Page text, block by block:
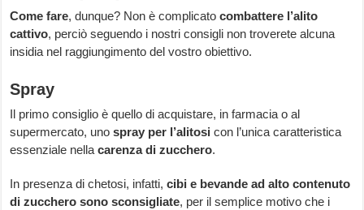
Come fare, dunque? Non è complicatocombattere l’alito
cattivo, perciò seguendo i nostri consigli non troverete alcuna
insidia nel raggiungimento del vostro obiettivo.
Spray
Il primo consiglio è quello di acquistare, in farmacia o al
supermercato, unospray per l’alitosi con l’unica caratteristica
essenziale nellacarenza di zucchero.
In presenza di chetosi, infatti,cibi e bevande ad alto contenuto
di zucchero sono sconsigliate, per il semplice motivo che i